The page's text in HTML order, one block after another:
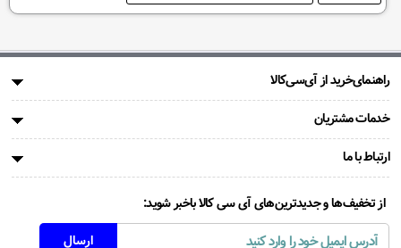
راهنمای‌خرید از آی‌سی‌کالا
خدمات مشتریان
ارتباط با ما
از تخفیف‌ها و جدیدترین‌های آی سی کالا باخبر شوید: